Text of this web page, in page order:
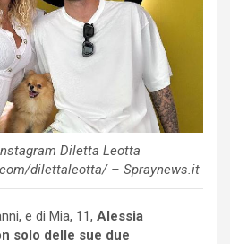
Diletta Leotta
dilettaleotta/ – Spraynews.it
e di Mia, 11, Alessia
solo delle sue due